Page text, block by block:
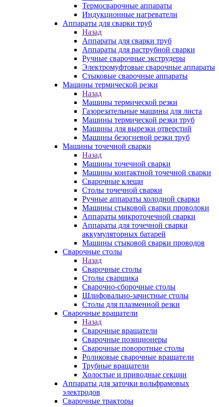
Термосварочные аппараты
Индукционные нагреватели
Аппараты для сварки труб
Назад
Аппараты для сварки труб
Аппараты для раструбной сварки
Ручные сварочные экструдеры
Электромуфтовые сварочные аппараты
Стыковые сварочные аппараты
Машины термической резки
Назад
Машины термической резки
Газорезательные машины для листа
Машины термической резки труб
Машины для вырезки отверстий
Машины безогневой резки труб
Машины точечной сварки
Назад
Машины точечной сварки
Машины контактной точечной сварки
Сварочные клещи
Столы точечной сварки
Ручные аппараты холодной сварки
Машины стыковой сварки проволоки
Аппараты микроточечной сварки
Аппараты для точечной сварки
аккумуляторных батарей
Машины стыковой сварки проводов
Сварочные столы
Назад
Сварочные столы
Столы сварщика
Сварочно-сборочные столы
Шлифовально-зачистные столы
Столы для плазменной резки
Сварочные вращатели
Назад
Сварочные вращатели
Сварочные позиционеры
Сварочные поворотные столы
Роликовые сварочные вращатели
Трубные вращатели
Холостые и приводные секции
Аппараты для заточки вольфрамовых
электродов
Сварочные тракторы